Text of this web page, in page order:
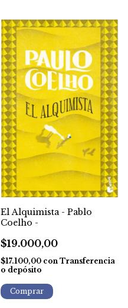
El Alquimista - Pablo
Coelho -
$19.000,00
$17.100,00 con Transferencia
o depósito